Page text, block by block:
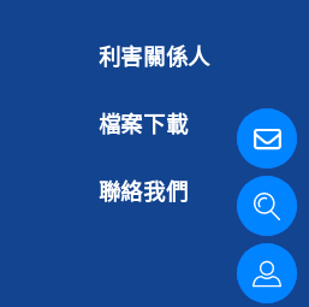
利害關係人
檔案下載
聯絡我們